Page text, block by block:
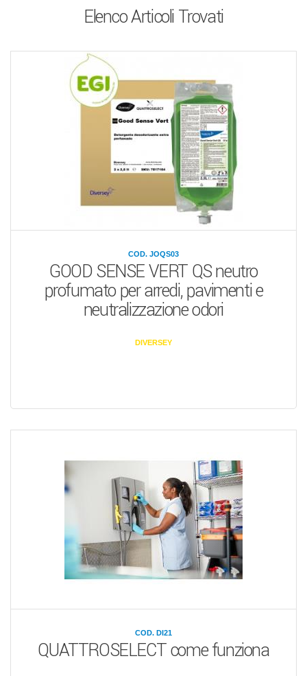
Elenco Articoli Trovati
COD. JOQS03
GOOD SENSE VERT QS neutro
profumato per arredi, pavimenti e
neutralizzazione odori
DIVERSEY
COD. DI21
QUATTROSELECT come funziona